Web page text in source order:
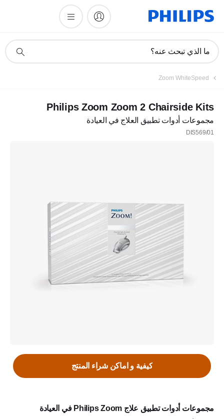
دعم
ما الذي تبحث عنه؟
Zoom WhiteSpeed
Philips Zoom Zoom 2 Chairside Kits
مجموعات أدوات تطبيق العلاج في العيادة
DIS569/01
مجموعات أدوات تطبيق علاج Philips Zoom في العيادة
كيفية و اماكن شراء المنتج